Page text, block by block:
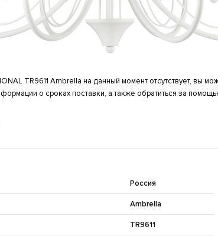
TR9611 Ambrella на данный момент отсутствует, вы
о сроках поставки, а также обратиться за
Россия
Ambrella
TR9611